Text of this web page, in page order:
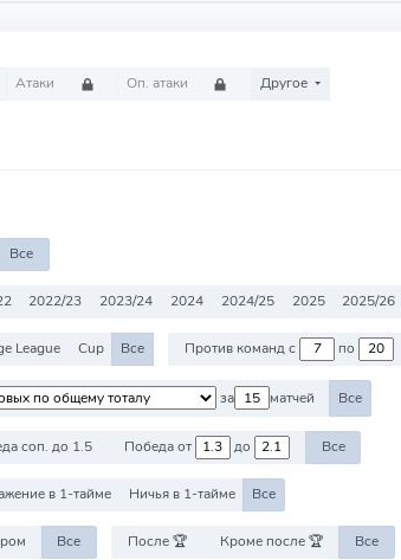
Атаки Оп. атаки Другое
Все
2022/23 2023/24 2024 2024/25 2025 2025/26
League Cup Все Против команд с по
за матчей Все
соп. до 1.5 Победа от до Все
в 1-тайме Ничья в 1-тайме Все
Все После 🏆 Кроме после 🏆 Все